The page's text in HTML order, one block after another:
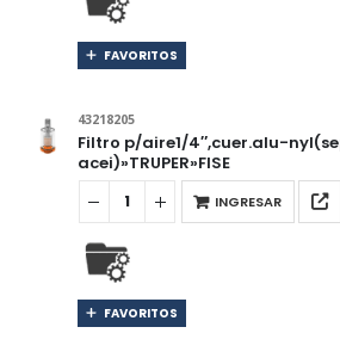
FAVORITOS
43218205
Filtro p/aire1/4″,cuer.alu-
acei)»TRUPER»FISE
INGRESAR
FAVORITOS